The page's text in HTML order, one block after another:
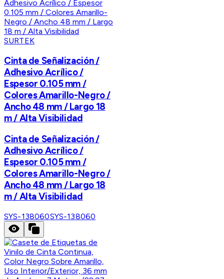
SURTEK
Cinta de Señalización /
Adhesivo Acrílico /
Espesor 0.105 mm /
Colores Amarillo-Negro /
Ancho 48 mm / Largo 18
m / Alta Visibilidad
Cinta de Señalización /
Adhesivo Acrílico /
Espesor 0.105 mm /
Colores Amarillo-Negro /
Ancho 48 mm / Largo 18
m / Alta Visibilidad
SYS-138060SYS-138060